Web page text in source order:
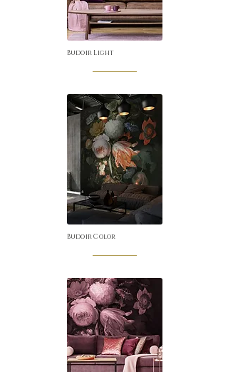
Budoir Light
Budoir Color